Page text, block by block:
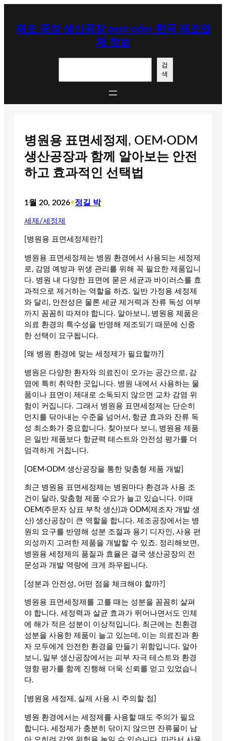
제조 공장 생산공장 oem odm-한국 제조업
체 정보
검
색
병원용 표면세정제, OEM·ODM
생산공장과 함께 알아보는 안전
하고 효과적인 선택법
1월 20, 2026•정길 박
세제/세정제
[병원용 표면세정제란?]
병원용 표면세정제는 병원 환경에서 사용되는 세정제
로, 감염 예방과 위생 관리를 위해 꼭 필요한 제품입니
다. 병원 내 다양한 표면에 묻은 세균과 바이러스를 효
과적으로 제거하는 역할을 하죠. 일반 가정용 세정제
와 달리, 안전성은 물론 세균 제거력과 잔류 독성 여부
까지 꼼꼼히 따져야 합니다. 알아보니, 병원용 제품은
의료 환경의 특수성을 반영해 제조되기 때문에 신중
한 선택이 요구됩니다.
[왜 병원 환경에 맞는 세정제가 필요할까?]
병원은 다양한 환자와 의료진이 오가는 공간으로, 감
염에 특히 취약한 곳입니다. 병원 내에서 사용하는 물
품이나 표면이 제대로 소독되지 않으면 교차 감염 위
험이 커집니다. 그래서 병원용 표면세정제는 단순히
먼지를 닦아내는 수준을 넘어서, 항균 효과와 잔류 독
성 최소화가 중요합니다. 찾아보다 보니, 병원용 제품
은 일반 제품보다 항균력 테스트와 안전성 평가를 더
엄격하게 거칩니다.
[OEM·ODM 생산공장을 통한 맞춤형 제품 개발]
최근 병원용 표면세정제는 병원마다 환경과 사용 조
건이 달라, 맞춤형 제품 수요가 늘고 있습니다. 이때
OEM(주문자 상표 부착 생산)과 ODM(제조자 개발 생
산) 생산공장이 큰 역할을 합니다. 제조공장에서는 병
원의 요구를 반영해 성분 조절과 용기 디자인, 사용 편
의성까지 고려한 제품을 개발할 수 있죠. 정리해보면,
병원용 세정제의 품질과 효율은 결국 생산공장의 전
문성과 개발 역량에 크게 좌우됩니다.
[성분과 안전성, 어떤 점을 체크해야 할까?]
병원용 표면세정제를 고를 때는 성분을 꼼꼼히 살펴
야 합니다. 세정력과 살균 효과가 뛰어나면서도 인체
에 해가 적은 성분이 이상적입니다. 최근에는 친환경
성분을 사용한 제품이 늘고 있는데, 이는 의료진과 환
자 모두에게 안전한 환경을 만들기 위함입니다. 알아
보니, 일부 생산공장에서는 피부 자극 테스트와 환경
영향 평가를 함께 진행해 더욱 신뢰를 얻고 있었습니
다.
[병원용 세정제, 실제 사용 시 주의할 점]
병원 환경에서는 세정제를 사용할 때도 주의가 필요
합니다. 세정제가 충분히 닦이지 않으면 잔류물이 남